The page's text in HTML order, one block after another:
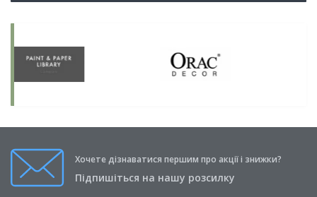
Хочете дізнаватися першим про акції і знижки?
Підпишіться на нашу розсилку